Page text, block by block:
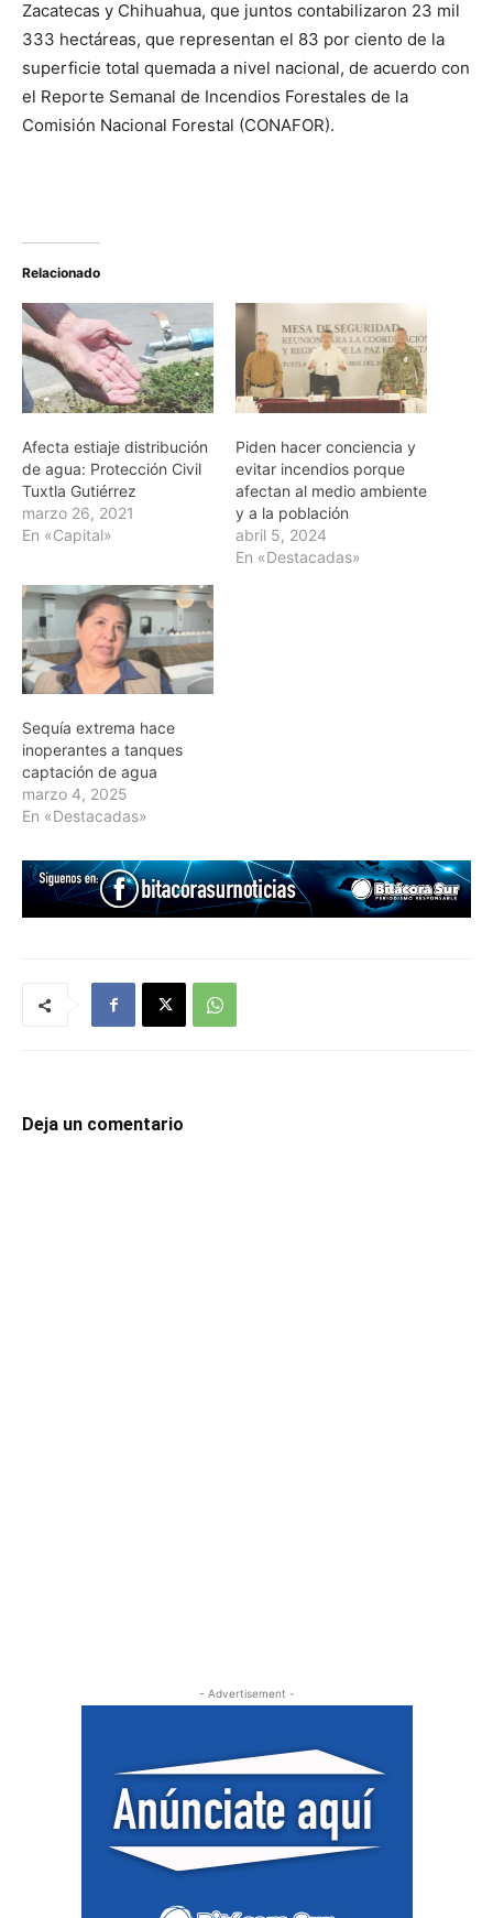
Zacatecas y Chihuahua, que juntos contabilizaron 23 mil
333 hectáreas, que representan el 83 por ciento de la
superficie total quemada a nivel nacional, de acuerdo con
el Reporte Semanal de Incendios Forestales de la
Comisión Nacional Forestal (CONAFOR).
Relacionado
Afecta estiaje distribución
de agua: Protección Civil
Tuxtla Gutiérrez
marzo 26, 2021
En «Capital»
Piden hacer conciencia y
evitar incendios porque
afectan al medio ambiente
y a la población
abril 5, 2024
En «Destacadas»
Sequía extrema hace
inoperantes a tanques
captación de agua
marzo 4, 2025
En «Destacadas»
Deja un comentario
- Advertisement -